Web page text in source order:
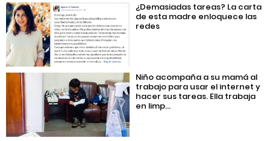
¿Demasiadas tareas? La carta
de esta madre enloquece las
redes
Niño acompaña a su mamá al
trabajo para usar el internet y
hacer sus tareas. Ella trabaja
en limp...